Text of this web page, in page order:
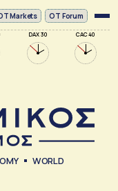
DAX 30 CAC 40
Markets OT Forum
WORLD